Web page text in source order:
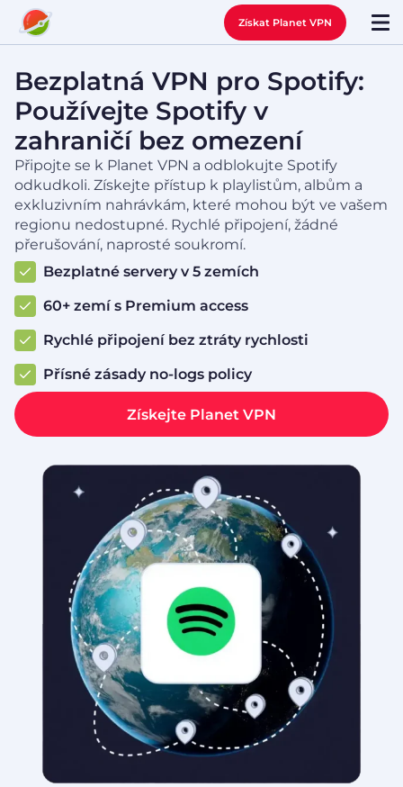
Získat Planet VPN
Bezplatná VPN pro Spotify:
Používejte Spotify v
zahraničí bez omezení
Připojte se k Planet VPN a odblokujte Spotify
odkudkoli. Získejte přístup k playlistům, albům a
exkluzivním nahrávkám, které mohou být ve vašem
regionu nedostupné. Rychlé připojení, žádné
přerušování, naprosté soukromí.
Bezplatné servery v 5 zemích
60+ zemí s Premium access
Rychlé připojení bez ztráty rychlosti
Přísné zásady no-logs policy
Získejte Planet VPN